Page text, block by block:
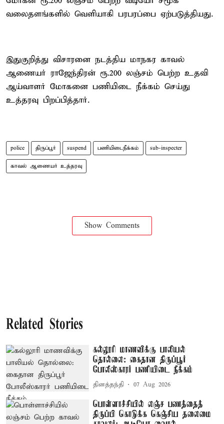
வலைதளங்களில் வெளியாகி பரபரப்பை ஏற்படுத்தியது.
இதுகுறித்து விசாரனை நடத்திய மாநகர காவல்
ஆணையர் ராஜேந்திரன் ரூ.200 லஞ்சம் பெற்ற உதவி
ஆய்வாளர் மோகனை பணியிடை நீக்கம் செய்து
உத்தரவு பிறப்பித்தார்.
police திருப்பூர் suspend பணியிடைநீக்கம் sub-inspecter
காவல் ஆணையர் உத்தரவு
Show Comments
Related Stories
கல்லூரி மாணவிக்கு பாலியல்
தொல்லை: கைதான திருப்பூர்
போலீஸ்காரர் பணியிடை நீக்கம்
தினத்தந்தி 07 Aug 2026
பொள்ளாச்சியில் லஞ்ச பணத்தைத்
திருப்பி கொடுக்க கெஞ்சிய தலைமை